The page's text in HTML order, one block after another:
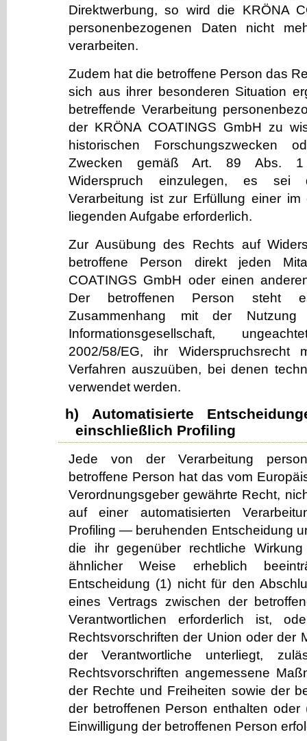
Direktwerbung, so wird die KRÖNA
personenbezogenen Daten nicht
verarbeiten.
Zudem hat die betroffene Person das
sich aus ihrer besonderen Situation
betreffende Verarbeitung
der KRÖNA COATINGS GmbH zu
historischen Forschungszwecken
Zwecken gemäß Art. 89 Abs. 1
Widerspruch einzulegen, es sei
Verarbeitung ist zur Erfüllung einer im
liegenden Aufgabe erforderlich.
Zur Ausübung des Rechts auf
betroffene Person direkt jeden
COATINGS GmbH oder einen
Der betroffenen Person steht
Zusammenhang mit der
Informationsgesellschaft,
2002/58/EG, ihr Widerspruchsrecht
Verfahren auszuüben, bei denen
verwendet werden.
h) Automatisierte
einschließlich Profiling
Jede von der Verarbeitung
betroffene Person hat das vom
Verordnungsgeber gewährte Recht,
auf einer automatisierten
Profiling — beruhenden Entscheidung
die ihr gegenüber rechtliche
ähnlicher Weise erheblich
Entscheidung (1) nicht für den
eines Vertrags zwischen der
Verantwortlichen erforderlich ist,
Rechtsvorschriften der Union oder der
der Verantwortliche unterliegt,
Rechtsvorschriften angemessene
der Rechte und Freiheiten sowie der
der betroffenen Person enthalten oder
Einwilligung der betroffenen Person